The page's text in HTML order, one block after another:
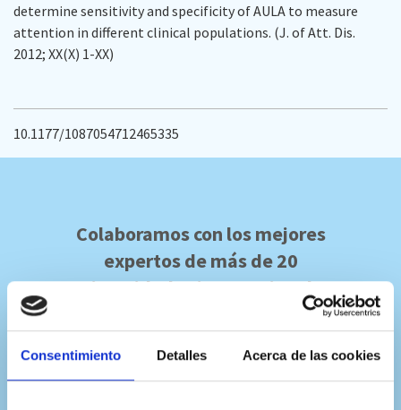
Consentimiento Detalles Acerca de las cookies
determine sensitivity and specificity of AULA to measure
attention in different clinical populations. (J. of Att. Dis.
2012; XX(X) 1-XX)
10.1177/1087054712465335
Colaboramos con los mejores
expertos de más de 20
universidades internacionales